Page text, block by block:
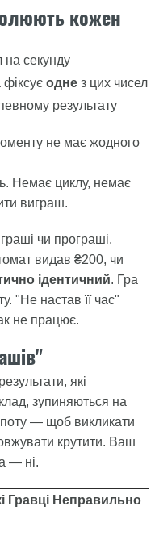
кожен
на секунду
однез цих чисел
результату
не має жодного
Немає циклу, немає
виграш.
чи програші.
видав ₴200, чи
ідентичний. Гра
"Не настав її час"
не працює.
які
зупиняються на
— щоб викликати
крутити. Ваш
— ні.
Гравці Неправильно